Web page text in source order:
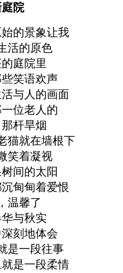
院
的景象让我
活的原色
庭院里
笑语欢声
与人的画面
位老人的
杆旱烟
猫就在墙根下
笑着凝视
间的太阳
甸甸着爱恨
温馨了
与秋实
刻地体会
是一段往事
是一段柔情